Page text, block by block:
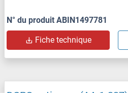
N° du produit ABIN1497781
Fiche technique